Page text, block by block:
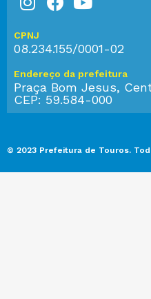
CPNJ
08.234.155/0001-02
Endereço da prefeitura
Praça Bom Jesus,
CEP: 59.584-000
© 2023 Prefeitura de Touros.